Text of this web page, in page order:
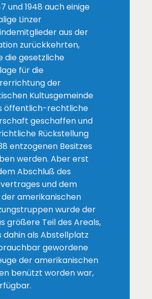
und 1948 auch einige
Linzer
aus der
zurückkehrten,
die gesetzliche
für die
der
Kultusgemeinde
öffentlich-rechtliche
geschaffen und
Rückstellung
entzogenen Besitzes
werden. Aber erst
Abschluß des
und dem
der amerikanischen
wurde der
größere Teil des Areals,
dahin als Abstellplatz
gewordene
der amerikanischen
benützt worden war,